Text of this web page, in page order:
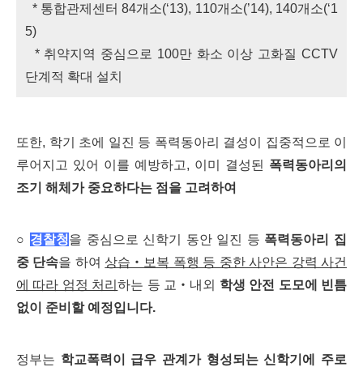
* 통합관제센터 84개소(‘13), 110개소(’14), 140개소(‘1
5)
* 취약지역 중심으로 100만 화소 이상 고화질 CCTV
단계적 확대 설치
또한, 학기 초에 일진 등 폭력동아리 결성이 집중적으로 이
루어지고 있어 이를 예방하고, 이미 결성된 폭력동아리의
조기 해체가 중요하다는 점을 고려하여
○ 경찰청을 중심으로 신학기 동안 일진 등 폭력동아리 집
중 단속을 하여 상습‧보복 폭행 등 중한 사안은 강력 사건
에 따라 엄정 처리하는 등 교‧내외 학생 안전 도모에 빈틈
없이 준비할 예정입니다.
정부는 학교폭력이 급우 관계가 형성되는 신학기에 주로